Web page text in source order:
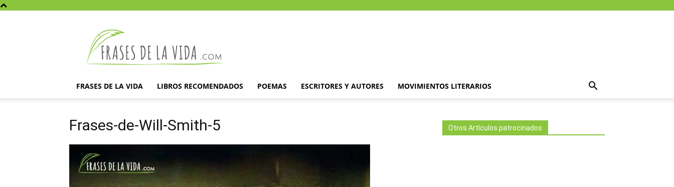
la
vida
FRASES DE LA VIDA LIBROS RECOMENDADOS POEMAS ESCRITORES Y AUTORES MOVIMIENTOS LITERARIOS
Frases-de-Will-Smith-5 Otros Artículos patrocinados